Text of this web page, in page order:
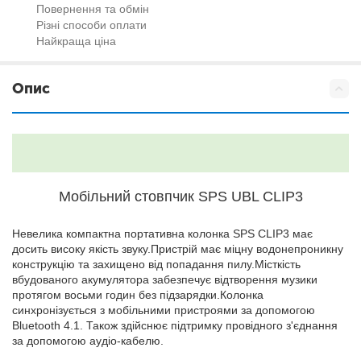
Повернення та обмін
Різні способи оплати
Найкраща ціна
Опис
Мобільний стовпчик SPS UBL CLIP3
Невелика компактна портативна колонка SPS CLIP3 має
досить високу якість звуку.Пристрій має міцну водонепроникну
конструкцію та захищено від попадання пилу.Місткість
вбудованого акумулятора забезпечує відтворення музики
протягом восьми годин без підзарядки.Колонка
синхронізується з мобільними пристроями за допомогою
Bluetooth 4.1. Також здійснює підтримку провідного з'єднання
за допомогою аудіо-кабелю.